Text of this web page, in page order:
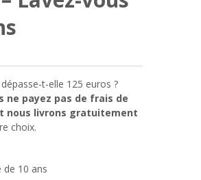
t-elle 125 euros ?
ne payez pas de frais de
nous livrons gratuitement
choix.
de 10 ans